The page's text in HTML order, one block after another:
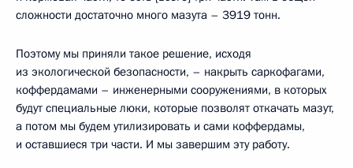
сложности достаточно много мазута – 3919 тонн.
Поэтому мы приняли такое решение, исходя
из экологической безопасности, – накрыть саркофагами,
коффердамами – инженерными сооружениями, в которых
будут специальные люки, которые позволят откачать мазут,
а потом мы будем утилизировать и сами коффердамы,
и оставшиеся три части. И мы завершим эту работу.